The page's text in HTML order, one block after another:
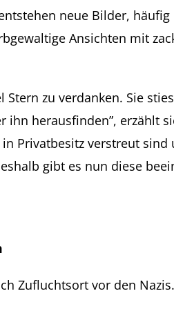
neue Bilder,
Ansichten mit
zu verdanken. Sie
herausfinden”, erzählt
Privatbesitz verstreut sind
gibt es nun diese
Zufluchtsort vor den